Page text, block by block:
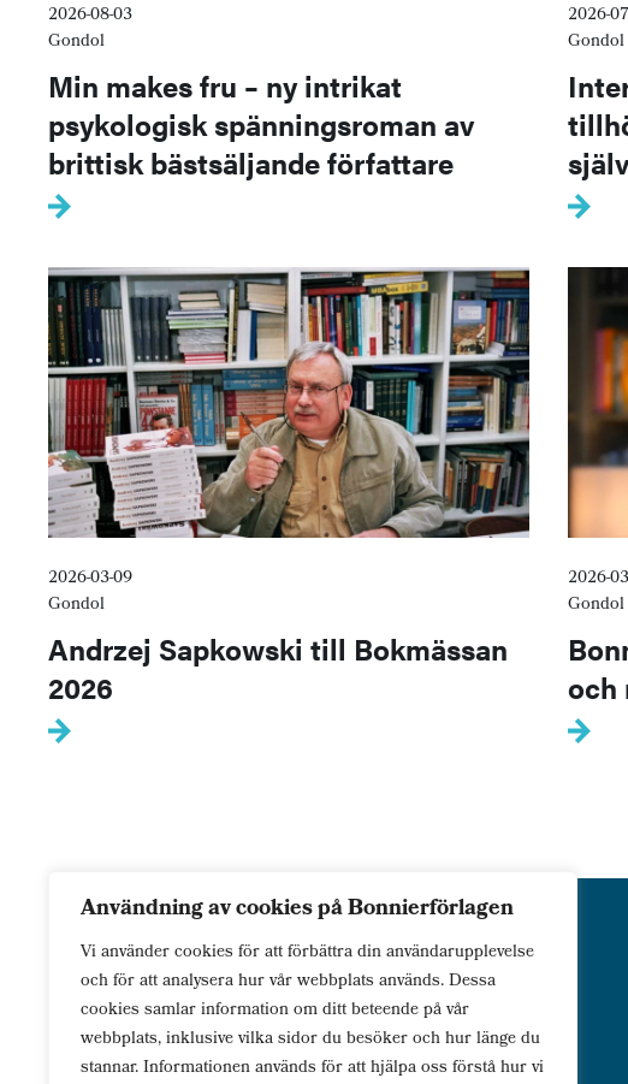
Användning av cookies på Bonnierförlagen
Vi använder cookies för att förbättra din användarupplevelse
och för att analysera hur vår webbplats används. Dessa
cookies samlar information om ditt beteende på vår
webbplats, inklusive vilka sidor du besöker och hur länge du
stannar. Informationen används för att hjälpa oss förstå hur vi
2026-08-03
Gondol
Min makes fru – ny intrikat
psykologisk spänningsroman av
brittisk bästsäljande författare
2026-
Gondol
2026-03-09
Gondol
Andrzej Sapkowski till Bokmässan
2026
2026-
Gondol
och
För dig somlevergenom berättelser. Passion.
Mystik. Ödesmättad kärlek. Välj din verklighet.